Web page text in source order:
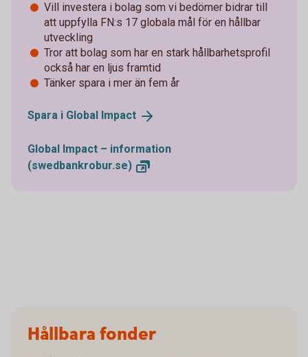
Vill investera i bolag som vi bedömer bidrar till
att uppfylla FN:s 17 globala mål för en hållbar
utveckling
Tror att bolag som har en stark hållbarhetsprofil
också har en ljus framtid
Tänker spara i mer än fem år
Spara i Global Impact
Global Impact – information
(swedbankrobur.se)
Hållbara fonder